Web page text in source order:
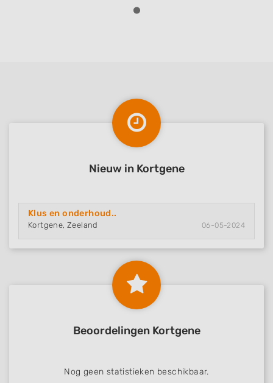
Nieuw in Kortgene
Klus en onderhoud..
Kortgene, Zeeland 06-05-2024
Beoordelingen Kortgene
Nog geen statistieken beschikbaar.